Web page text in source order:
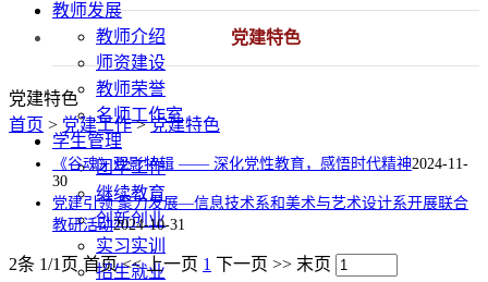
教师发展
教师介绍
师资建设
教师荣誉
名师工作室
学生管理
团学工作
继续教育
创新创业
实习实训
招生就业
党建特色
党建特色
首页 > 党建工作>党建特色
《谷魂》观影特辑 —— 深化党性教育，感悟时代精神2024-11-
30
党建引领 聚力发展—信息技术系和美术与艺术设计系开展联合
教研活动2024-10-31
2条 1/1页 首页 << 上一页 1 下一页 >> 末页